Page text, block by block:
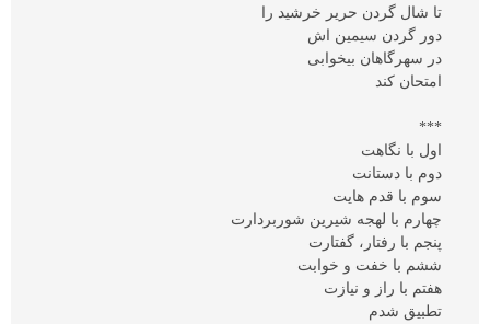
تا شال گردن حریر خرشید را
دور گردن سیمین اش
در سهرگاهان بیخوابی
امتحان کند
***
اول با نگاهت
دوم با دستانت
سوم با قدم هایت
چهارم با لهجه شیرین شوربردارت
پنجم با رفتار، گفتارت
ششم با خفت و خوابت
هفتم با راز و نیازت
تطبیق شدم